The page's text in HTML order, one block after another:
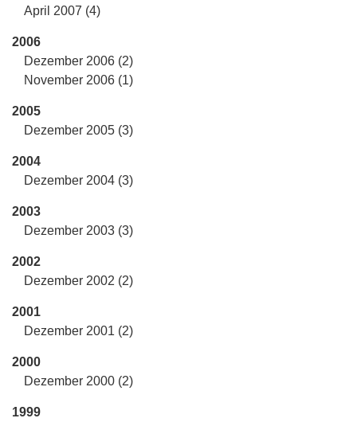
April 2007 (4)
2006
Dezember 2006 (2)
November 2006 (1)
2005
Dezember 2005 (3)
2004
Dezember 2004 (3)
2003
Dezember 2003 (3)
2002
Dezember 2002 (2)
2001
Dezember 2001 (2)
2000
Dezember 2000 (2)
1999